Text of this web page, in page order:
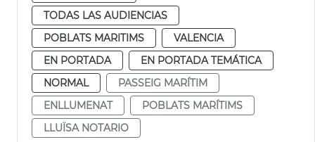
TODAS LAS AUDIENCIAS
POBLATS MARITIMS
VALENCIA
EN PORTADA
EN PORTADA TEMÁTICA
NORMAL
PASSEIG MARÍTIM
ENLLUMENAT
POBLATS MARÍTIMS
LLUÏSA NOTARIO